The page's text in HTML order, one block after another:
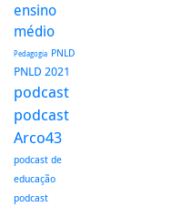
ensino
médio
Pedagogia PNLD
PNLD 2021
podcast
podcast
Arco43
podcast de
educação
podcast